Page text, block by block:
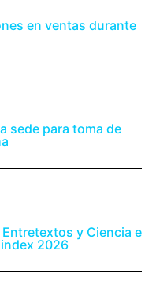
en ventas durante
sede para toma de
y Ciencia e
2026